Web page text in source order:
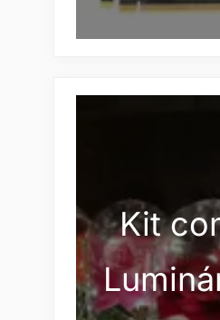
Kit